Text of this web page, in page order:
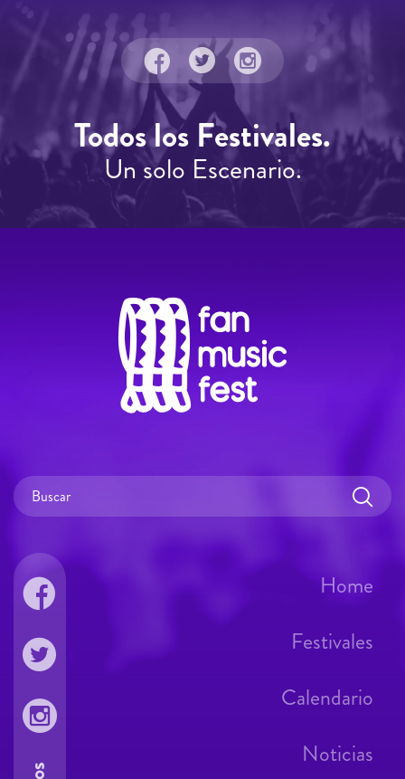
Todos los Festivales.
Un solo Escenario.
Home
Festivales
Calendario
Noticias